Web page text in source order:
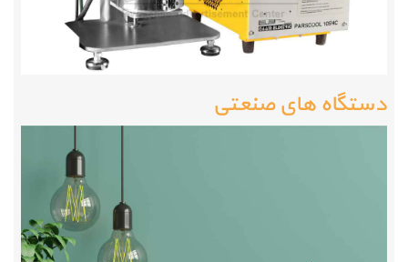
دستگاه های صنعتی